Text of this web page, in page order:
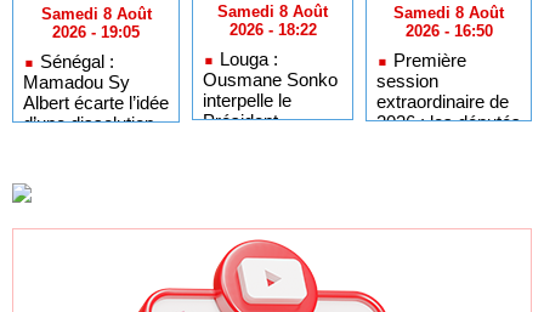
Samedi 8 Août
2026 - 19:05
Sénégal :
Mamadou Sy
Albert écarte l’idée
d’une dissolution
Samedi 8 Août
2026 - 18:22
Louga :
Ousmane Sonko
interpelle le
Président
Samedi 8 Août
2026 - 16:50
Première
session
extraordinaire de
2026 : les députés